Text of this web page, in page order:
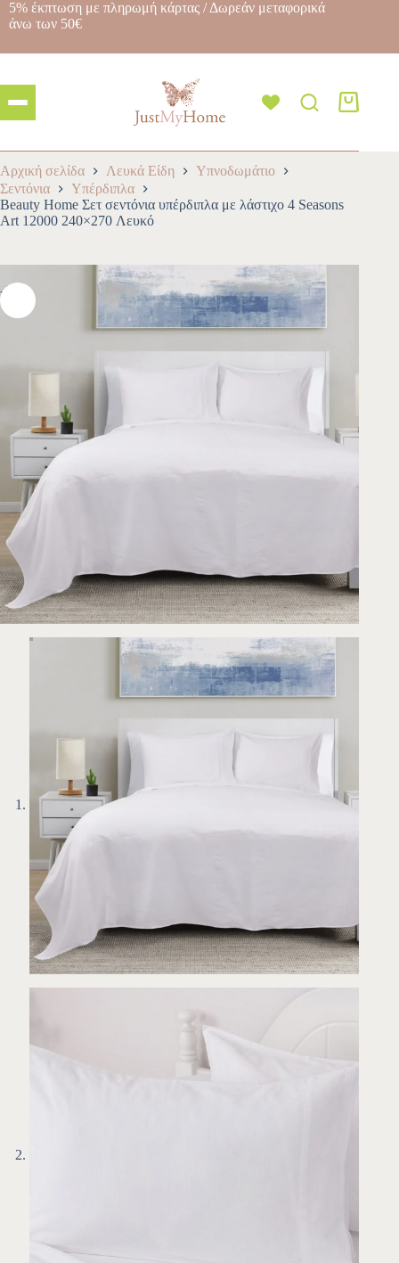
5% έκπτωση με πληρωμή κάρτας / Δωρεάν μεταφορικά
άνω των 50€
Αρχική σελίδα Λευκά Είδη
Υπνοδωμάτιο
Σεντόνια
Υπέρδιπλα
Beauty Home Σετ σεντόνια υπέρδιπλα με λάστιχο 4 Seasons
Art 12000 240×270 Λευκό
-10%